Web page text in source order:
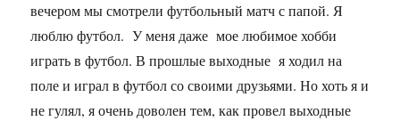
вечером мы смотрели футбольный матч с папой. Я
люблю футбол. У меня даже мое любимое хобби
играть в футбол. В прошлые выходные я ходил на
поле и играл в футбол со своими друзьями. Но хоть я и
не гулял, я очень доволен тем, как провел выходные